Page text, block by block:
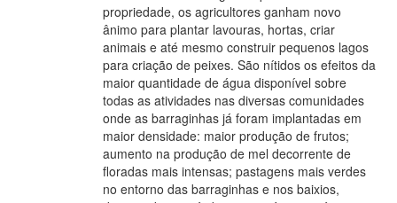
propriedade, os agricultores ganham novo
ânimo para plantar lavouras, hortas, criar
animais e até mesmo construir pequenos lagos
para criação de peixes. São nítidos os efeitos da
maior quantidade de água disponível sobre
todas as atividades nas diversas comunidades
onde as barraginhas já foram implantadas em
maior densidade: maior produção de frutos;
aumento na produção de mel decorrente de
floradas mais intensas; pastagens mais verdes
no entorno das barraginhas e nos baixios,